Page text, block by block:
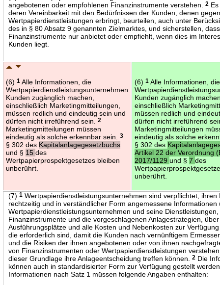
angebotenen oder empfohlenen Finanzinstrumente verstehen.2
deren Vereinbarkeit mit den Bedürfnissen der Kunden, denen
Wertpapierdienstleistungen erbringt, beurteilen, auch unter
des in § 80 Absatz 9 genannten Zielmarktes, und sicherstellen,
Finanzinstrumente nur anbietet oder empfiehlt, wenn dies im
Kunden liegt.
(6)1 Alle Informationen, die
Wertpapierdienstleistungsunternehmen
Kunden zugänglich machen,
einschließlich Marketingmitteilungen,
müssen redlich und eindeutig sein und
dürfen nicht irreführend sein.2
Marketingmitteilungen müssen
eindeutig als solche erkennbar sein.3
§ 302 des Kapitalanlagegesetzbuchs
und § 15des
Wertpapierprospektgesetzes bleiben
unberührt.
(6)1 Alle Informationen, die
Kunden zugänglich
einschließlich
müssen redlich und
dürfen nicht irreführend
Marketingmitteilungen
eindeutig als solche
§ 302 des
Artikel 22 der Verordnung
2017/1129und §7des
unberührt.
(7)1 Wertpapierdienstleistungsunternehmen sind verpflichtet, ihren
rechtzeitig und in verständlicher Form angemessene Informationen
Wertpapierdienstleistungsunternehmen und seine
Finanzinstrumente und die vorgeschlagenen Anlagestrategien, über
Ausführungsplätze und alle Kosten und Nebenkosten zur
die erforderlich sind, damit die Kunden nach vernünftigem
und die Risiken der ihnen angebotenen oder von ihnen
von Finanzinstrumenten oder Wertpapierdienstleistungen
dieser Grundlage ihre Anlageentscheidung treffen können.2 Die
können auch in standardisierter Form zur Verfügung gestellt
Informationen nach Satz 1 müssen folgende Angaben enthalten: